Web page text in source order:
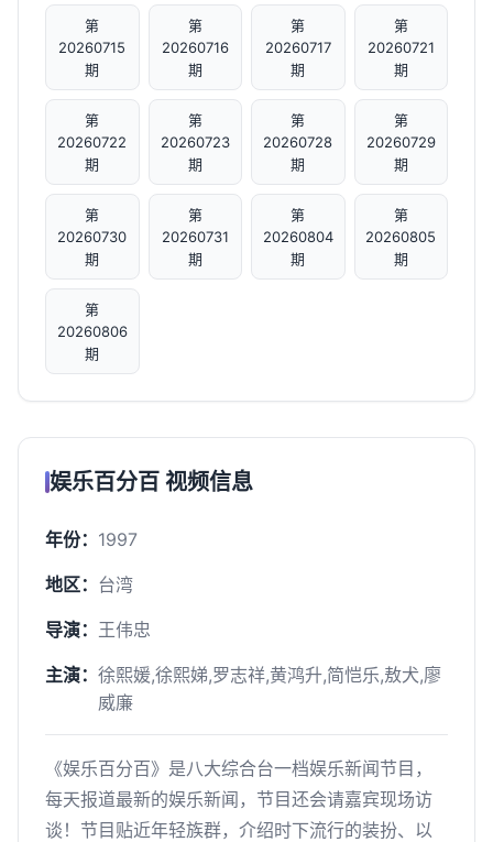
第
20260715
期
第
20260716
期
第
20260717
期
第
20260721
期
第
20260722
期
第
20260723
期
第
20260728
期
第
20260729
期
第
20260730
期
第
20260731
期
第
20260804
期
第
20260805
期
第
20260806
期
娱乐百分百 视频信息
年份： 1997
地区： 台湾
导演： 王伟忠
主演： 徐熙媛,徐熙娣,罗志祥,黄鸿升,简恺乐,敖犬,廖
威廉
《娱乐百分百》是八大综合台一档娱乐新闻节目，
每天报道最新的娱乐新闻，节目还会请嘉宾现场访
谈！节目贴近年轻族群，介绍时下流行的装扮、以